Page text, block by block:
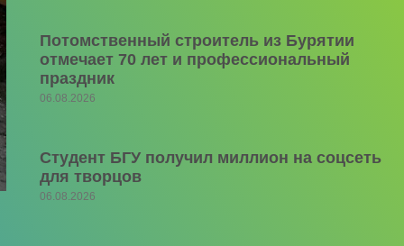
Потомственный строитель из Бурятии
отмечает 70 лет и профессиональный
праздник
06.08.2026
Студент БГУ получил миллион на соцсеть
для творцов
06.08.2026